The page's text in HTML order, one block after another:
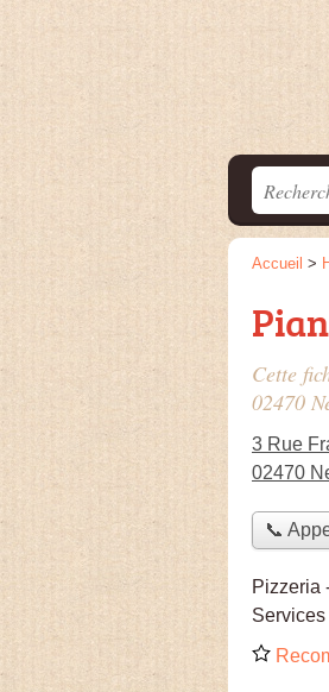
Accueil >
Cette
02470
3 Rue
02470
📞
Pizzeria
Services